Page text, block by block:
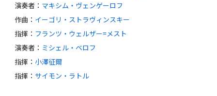
演奏者 ： マキシム・ヴェンゲーロフ
作曲 ： イーゴリ・ストラヴィンスキー
指揮 ： フランツ・ウェルザー=メスト
演奏者 ： ミシェル・ベロフ
指揮 ： 小澤征爾
指揮 ： サイモン・ラトル